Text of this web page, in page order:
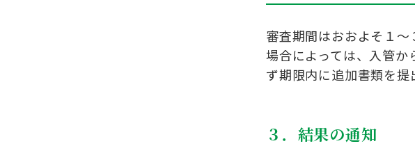
審査期間はおおよそ１～
場合によっては、入管か
ず期限内に追加書類を提
３．結果の通知